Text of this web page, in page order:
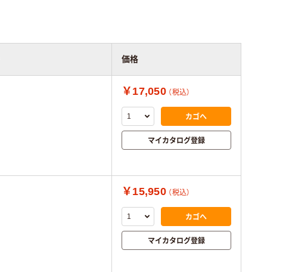
価格
￥17,050 （税込）
カゴへ
マイカタログ登録
￥15,950 （税込）
カゴへ
マイカタログ登録